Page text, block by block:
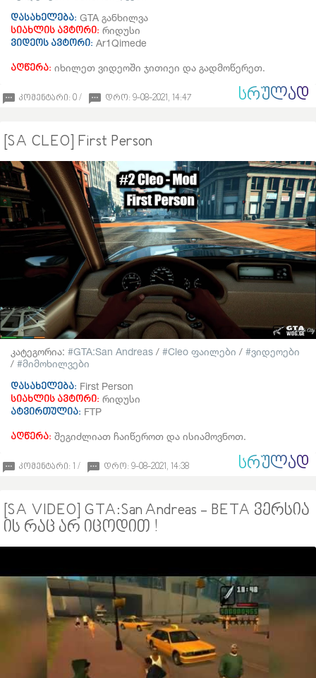
დასახელება: GTA განხილვა
სიახლის ავტორი: რიდუსი
ვიდეოს ავტორი: Ar1Qimede
აღწერა: იხილეთ ვიდეოში ჯითიეი და გადმოწერეთ.
კომენტარი: 0 / დრო: 9-08-2021, 14:47 ᲡᲠᲣᲚᲐᲓ
[SA CLEO] First Person
კატეგორია: GTA:San Andreas / Cleo ფაილები /
ვიდეოები
/
მიმოხილვები
დასახელება: First Person
სიახლის ავტორი: რიდუსი
ატვირთულია: FTP
აღწერა: შეგიძლიათ ჩაიწეროთ და ისიამოვნოთ.
კომენტარი: 1 / დრო: 9-08-2021, 14:38 ᲡᲠᲣᲚᲐᲓ
[SA VIDEO] GTA:San Andreas - BETA ვერსია
ის რაც არ იცოდით !